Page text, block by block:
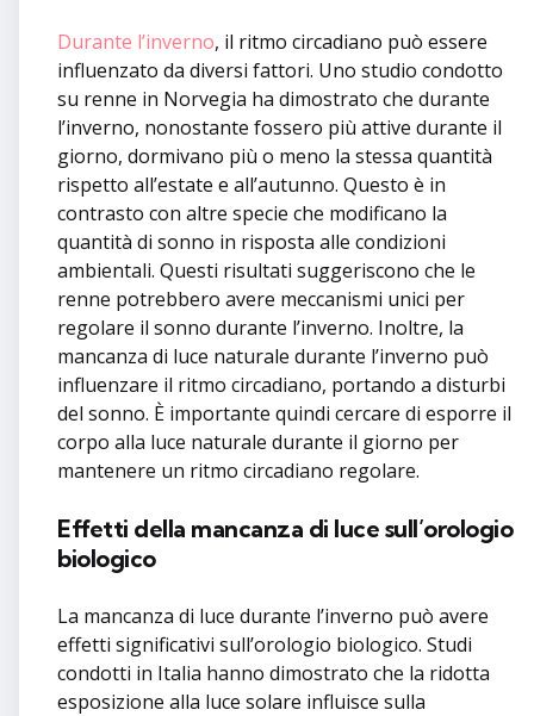
Durante l’inverno, il ritmo circadiano può essere
influenzato da diversi fattori. Uno studio condotto
su renne in Norvegia ha dimostrato che durante
l’inverno, nonostante fossero più attive durante il
giorno, dormivano più o meno la stessa quantità
rispetto all’estate e all’autunno. Questo è in
contrasto con altre specie che modificano la
quantità di sonno in risposta alle condizioni
ambientali. Questi risultati suggeriscono che le
renne potrebbero avere meccanismi unici per
regolare il sonno durante l’inverno. Inoltre, la
mancanza di luce naturale durante l’inverno può
influenzare il ritmo circadiano, portando a disturbi
del sonno. È importante quindi cercare di esporre il
corpo alla luce naturale durante il giorno per
mantenere un ritmo circadiano regolare.
Effetti della mancanza di luce sull’orologio
biologico
La mancanza di luce durante l’inverno può avere
effetti significativi sull’orologio biologico. Studi
condotti in Italia hanno dimostrato che la ridotta
esposizione alla luce solare influisce sulla